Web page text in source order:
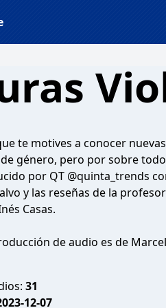
te motives a conocer
género, pero por sobre
por QT @quinta_trends
y las reseñas de la
Casas.
de audio es de
31
12-07